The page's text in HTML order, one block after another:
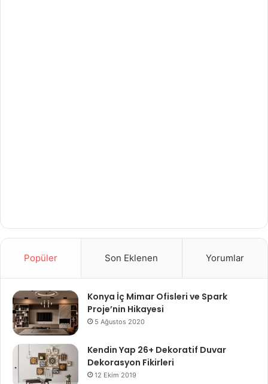
Popüler Son Eklenen Yorumlar
Konya İç Mimar Ofisleri ve Spark
Proje’nin Hikayesi
5 Ağustos 2020
Kendin Yap 26+ Dekoratif Duvar
Dekorasyon Fikirleri
12 Ekim 2019